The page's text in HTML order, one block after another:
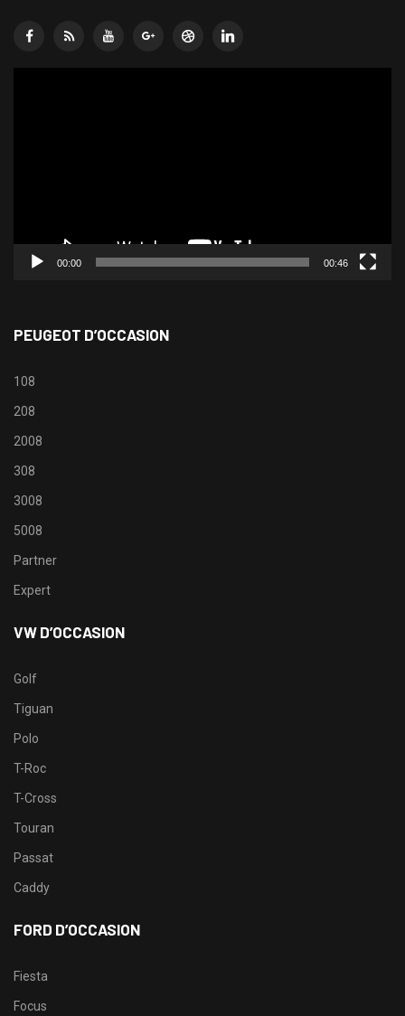
00:00 00:46
PEUGEOT D’OCCASION
108
208
2008
308
3008
5008
Partner
Expert
VW D’OCCASION
Golf
Tiguan
Polo
T-Roc
T-Cross
Touran
Passat
Caddy
FORD D’OCCASION
Fiesta
Focus